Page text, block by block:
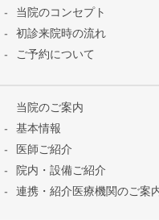
当院のコンセプト
初診来院時の流れ
ご予約について
当院のご案内
基本情報
医師ご紹介
院内・設備ご紹介
連携・紹介医療機関のご案